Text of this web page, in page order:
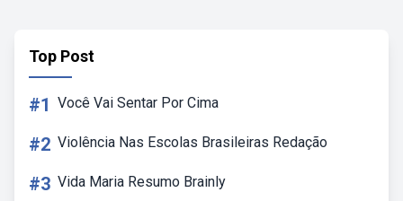
Top Post
#1 Você Vai Sentar Por Cima
#2 Violência Nas Escolas Brasileiras Redação
#3 Vida Maria Resumo Brainly